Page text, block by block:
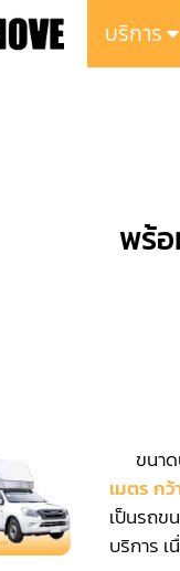
บริการ
พร้
ขนาด
เมตร กว้
เป็นรถข
บริการ เ